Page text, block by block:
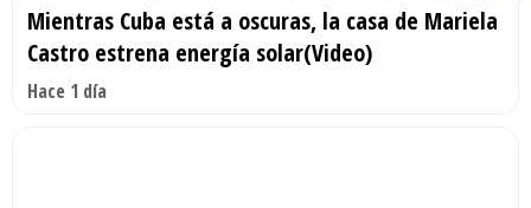
Mientras Cuba está a oscuras, la casa de Mariela
Castro estrena energía solar(Video)
Hace 1 día